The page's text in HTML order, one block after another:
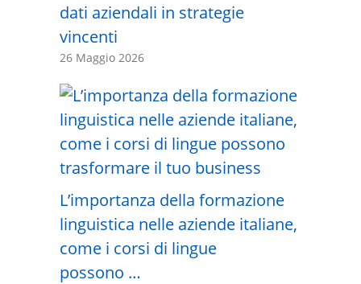
dati aziendali in strategie
vincenti
26 Maggio 2026
L’importanza della formazione
linguistica nelle aziende italiane,
come i corsi di lingue
possono …